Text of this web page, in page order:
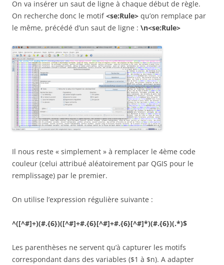
On va insérer un saut de ligne à chaque début de règle.
On recherche donc le motif<se:Rule> qu’on remplace par
le même, précédé d’un saut de ligne : \n<se:Rule>
Il nous reste « simplement » à remplacer le 4ème code
couleur (celui attribué aléatoirement par QGIS pour le
remplissage) par le premier.
On utilise l’expression régulière suivante :
^([^#]+)(#.{6})([^#]+#.{6}[^#]+#.{6}[^#]*)(#.{6})(.*)$
Les parenthèses ne servent qu’à capturer les motifs
correspondant dans des variables ($1 à $n). A adapter